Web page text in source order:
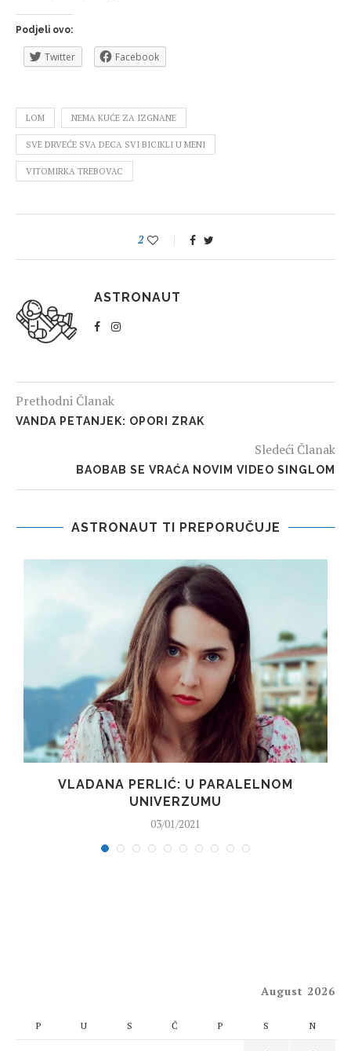
Podjeli ovo:
Twitter Facebook
LOM NEMA KUĆE ZA IZGNANE
SVE DRVEĆE SVA DECA SVI BICIKLI U MENI
VITOMIRKA TREBOVAC
2
ASTRONAUT
Prethodni Članak
VANDA PETANJEK: OPORI ZRAK
Sledeći Članak
BAOBAB SE VRAĆA NOVIM VIDEO SINGLOM
ASTRONAUT TI PREPORUČUJE
VLADANA PERLIĆ: U PARALELNOM
UNIVERZUMU
03/01/2021
August 2026
P U S Č P S N